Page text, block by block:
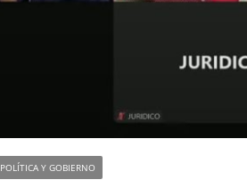
POLÍTICA Y GOBIERNO